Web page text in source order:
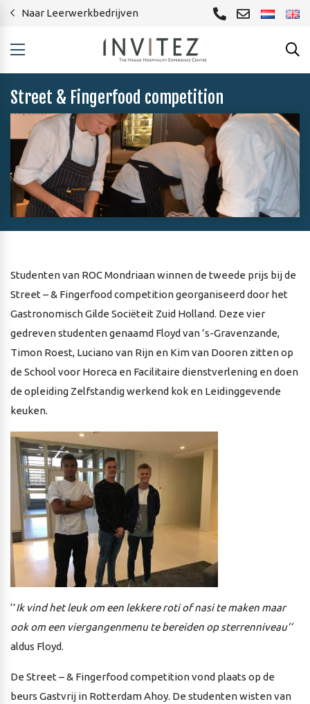
Naar Leerwerkbedrijven
Street & Fingerfood competition
Studenten van ROC Mondriaan winnen de tweede prijs bij de
Street – & Fingerfood competition georganiseerd door het
Gastronomisch Gilde Sociëteit Zuid Holland. Deze vier
gedreven studenten genaamd Floyd van ’s-Gravenzande,
Timon Roest, Luciano van Rijn en Kim van Dooren zitten op
de School voor Horeca en Facilitaire dienstverlening en doen
de opleiding Zelfstandig werkend kok en Leidinggevende
keuken.
‘’Ik vind het leuk om een lekkere roti of nasi te maken maar
ook om een viergangenmenu te bereiden op sterrenniveau’’
aldus Floyd.
De Street – & Fingerfood competition vond plaats op de
beurs Gastvrij in Rotterdam Ahoy. De studenten wisten van